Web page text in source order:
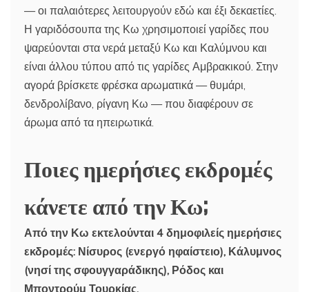
— οι παλαιότερες λειτουργούν εδώ και έξι δεκαετίες.
Η γαριδόσουπα της Κω χρησιμοποιεί γαρίδες που
ψαρεύονται στα νερά μεταξύ Κω και Καλύμνου και
είναι άλλου τύπου από τις γαρίδες Αμβρακικού. Στην
αγορά βρίσκετε φρέσκα αρωματικά — θυμάρι,
δενδρολίβανο, ρίγανη Κω — που διαφέρουν σε
άρωμα από τα ηπειρωτικά.
Ποιες ημερήσιες εκδρομές
κάνετε από την Κω;
Από την Κω εκτελούνται 4 δημοφιλείς ημερήσιες
εκδρομές: Νίσυρος (ενεργό ηφαίστειο), Κάλυμνος
(νησί της σφουγγαράδικης), Ρόδος και
Μποντρούμ Τουρκίας.